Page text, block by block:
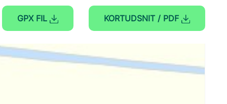
GPX FIL KORTUDSNIT / PDF